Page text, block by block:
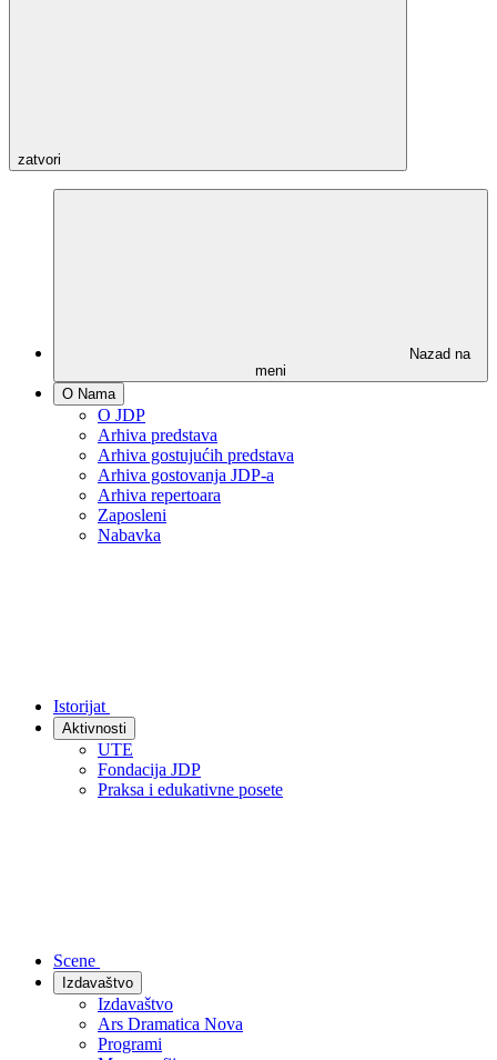
zatvori
Nazad na
meni
O Nama
O JDP
Arhiva predstava
Arhiva gostujućih predstava
Arhiva gostovanja JDP-a
Arhiva repertoara
Zaposleni
Nabavka
Istorijat
Aktivnosti
UTE
Fondacija JDP
Praksa i edukativne posete
Scene
Izdavaštvo
Izdavaštvo
Ars Dramatica Nova
Programi